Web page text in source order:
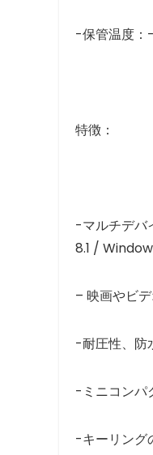
-保管温度
特徴：
-マルチデバ
8.1 /
– 映画やビ
-耐圧性、防
-ミニコンパ
-キーリング